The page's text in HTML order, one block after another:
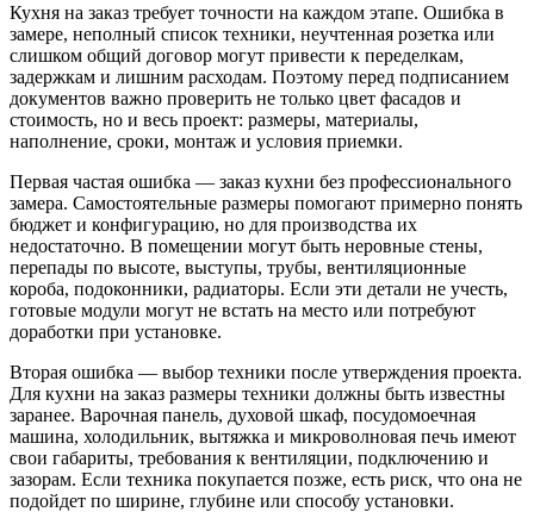
Кухня на заказ требует точности на каждом этапе. Ошибка в
замере, неполный список техники, неучтенная розетка или
слишком общий договор могут привести к переделкам,
задержкам и лишним расходам. Поэтому перед подписанием
документов важно проверить не только цвет фасадов и
стоимость, но и весь проект: размеры, материалы,
наполнение, сроки, монтаж и условия приемки.
Первая частая ошибка — заказ кухни без профессионального
замера. Самостоятельные размеры помогают примерно понять
бюджет и конфигурацию, но для производства их
недостаточно. В помещении могут быть неровные стены,
перепады по высоте, выступы, трубы, вентиляционные
короба, подоконники, радиаторы. Если эти детали не учесть,
готовые модули могут не встать на место или потребуют
доработки при установке.
Вторая ошибка — выбор техники после утверждения проекта.
Для кухни на заказ размеры техники должны быть известны
заранее. Варочная панель, духовой шкаф, посудомоечная
машина, холодильник, вытяжка и микроволновая печь имеют
свои габариты, требования к вентиляции, подключению и
зазорам. Если техника покупается позже, есть риск, что она не
подойдет по ширине, глубине или способу установки.